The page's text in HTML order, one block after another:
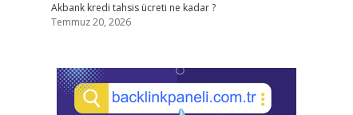
Akbank kredi tahsis ücreti ne kadar ?
Temmuz 20, 2026